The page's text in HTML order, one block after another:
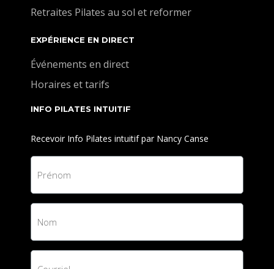
Retraites Pilates au sol et reformer
EXPÉRIENCE EN DIRECT
Événements en direct
Horaires et tarifs
INFO PILATES INTUITIF
Recevoir Info Pilates intuitif par Nancy Canse